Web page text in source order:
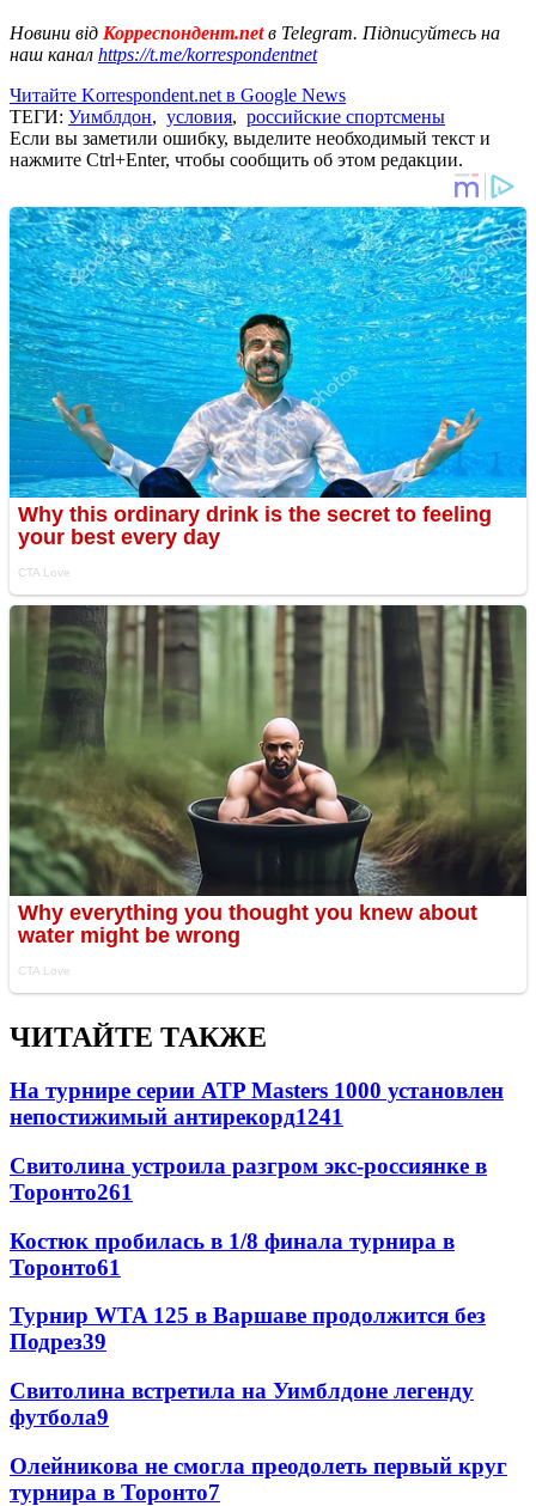
Новини від Корреспондент.netв Telegram. Підписуйтесь на
наш канал https://t.me/korrespondentnet
Читайте Korrespondent.net в Google News
ТЕГИ: Уимблдон, условия, российские спортсмены
Если вы заметили ошибку, выделите необходимый текст и
нажмите Ctrl+Enter, чтобы сообщить об этом редакции.
ЧИТАЙТЕ ТАКЖЕ
На турнире серии ATP Masters 1000 установлен
непостижимый антирекорд1241
Свитолина устроила разгром экс-россиянке в
Торонто261
Костюк пробилась в 1/8 финала турнира в
Торонто61
Турнир WTA 125 в Варшаве продолжится без
Подрез39
Свитолина встретила на Уимблдоне легенду
футбола9
Олейникова не смогла преодолеть первый круг
турнира в Торонто7